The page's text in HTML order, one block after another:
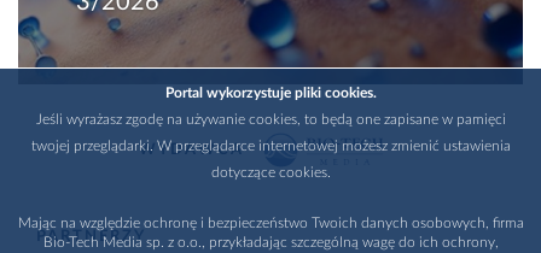
WYDAWCA
PARTNERZY
Portal wykorzystuje pliki cookies.
Jeśli wyrażasz zgodę na używanie cookies, to będą one zapisane w pamięci
twojej przeglądarki. W przeglądarce internetowej możesz zmienić ustawienia
dotyczące cookies.
Mając na względzie ochronę i bezpieczeństwo Twoich danych osobowych, firma
Bio-Tech Media sp. z o.o., przykładając szczególną wagę do ich ochrony,